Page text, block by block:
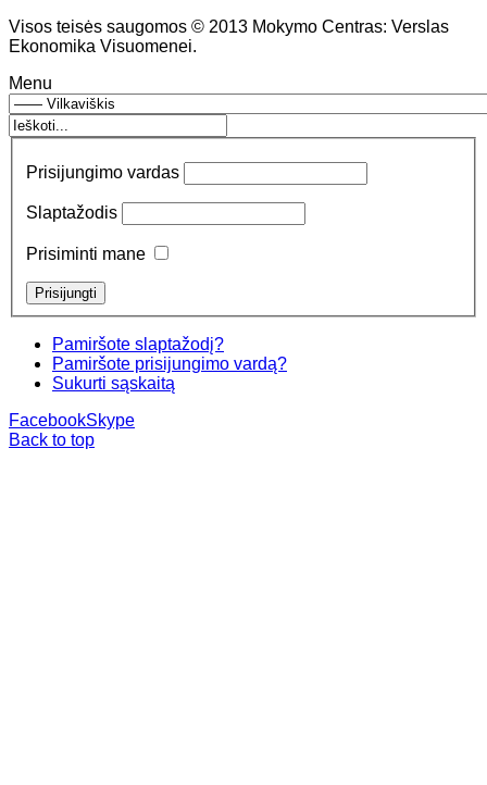
Visos teisės saugomos © 2013 Mokymo Centras: Verslas
Ekonomika Visuomenei.
Menu
Prisijungimo vardas
Slaptažodis
Prisiminti mane
Pamiršote slaptažodį?
Pamiršote prisijungimo vardą?
Sukurti sąskaitą
FacebookSkype
Back to top